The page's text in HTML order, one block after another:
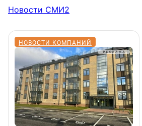
Новости СМИ2
НОВОСТИ КОМПАНИЙ